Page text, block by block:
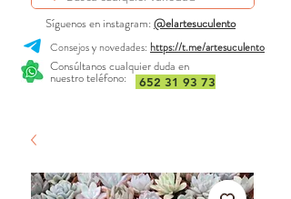
Consúltanos cualquier duda en
nuestro teléfono:
Síguenos en instagram:@elartesuculento
652 31 93 73
Consejos y novedades: https://t.me/artesuculento